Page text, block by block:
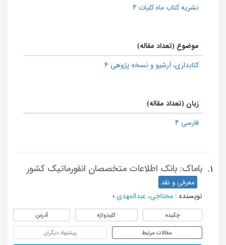
نشریه کتاب ماه کلیات 4
موضوع (تعداد مقاله)
كتابداری، آرشیو و نسخه پژوهی 4
زبان (تعداد مقاله)
فارسی 4
1. باماک: بانک اطلاعات متخصصان انفورماتیک کشور
معرفی و نقد
نویسنده : محتاجی، عبدالمهدی ؛
چکیده کلیدواژه آدرس
مقالات مرتبط پیشنهاد دیگران